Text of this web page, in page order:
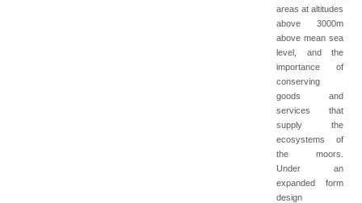
areas at altitudes
above 3000m
above mean sea
level, and the
importance of
conserving
goods and
services that
supply the
ecosystems of
the moors.
Under an
expanded form
design